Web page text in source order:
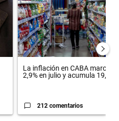
La inflación en CABA marcó
2,9% en julio y acumula 19,4...
212 comentarios